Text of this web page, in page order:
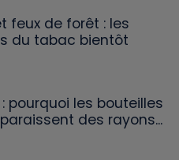
feux de forêt : les
du tabac bientôt
pourquoi les bouteilles
des rayons...